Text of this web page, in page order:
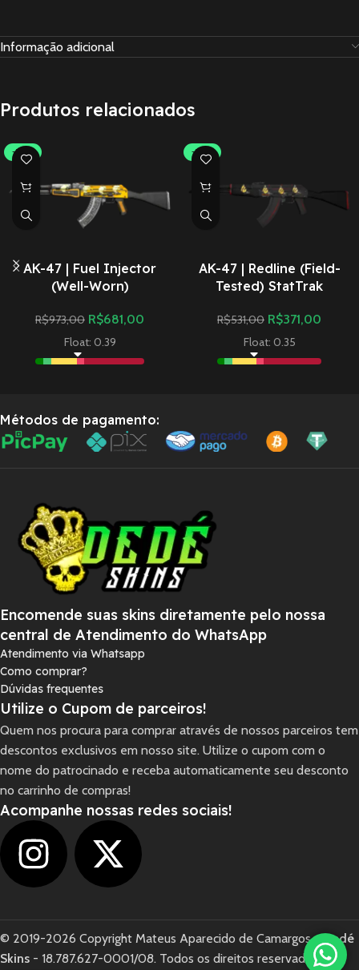
Informação adicional
Produtos relacionados
-30%
AK-47 | Fuel Injector
(Well-Worn)
R$973,00 R$681,00
Float: 0.39
-30%
AK-47 | Redline (Field-
Tested) StatTrak
R$531,00 R$371,00
Float: 0.35
Métodos de pagamento:
Encomende suas skins diretamente pelo nossa
central de Atendimento do WhatsApp
Atendimento via Whatsapp
Como comprar?
Dúvidas frequentes
Utilize o Cupom de parceiros!
Quem nos procura para comprar através de nossos parceiros tem
descontos exclusivos em nosso site. Utilize o cupom com o
nome do patrocinado e receba automaticamente seu desconto
no carrinho de compras!
Acompanhe nossas redes sociais!
© 2019-2026 Copyright Mateus Aparecido de Camargos -Dedé
Skins - 18.787.627-0001/08. Todos os direitos reservados.
1